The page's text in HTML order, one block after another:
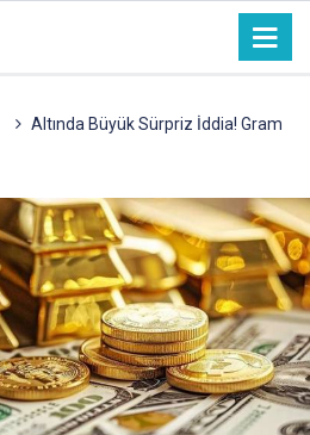
Altında Büyük Sürpriz İddia! Gram